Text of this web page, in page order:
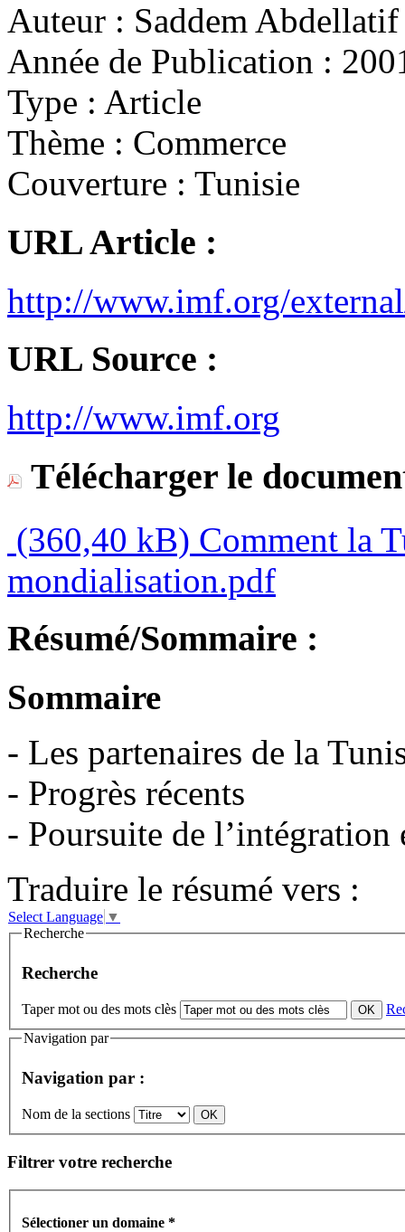
Auteur : Saddem Abdellatif
Année de Publication :
Type : Article
Thème : Commerce
Couverture : Tunisie
URL Article :
http://www.imf.org/
URL Source :
http://www.imf.org
Télécharger le
(360,40 kB) Comment la
mondialisation.pdf
Résumé/Sommaire :
Sommaire
- Les partenaires de la
- Progrès récents
- Poursuite de l’intégration
Traduire le résumé vers :
Select Language ▼
Recherche
Recherche
Taper mot ou des mots clès
Navigation par
Navigation par :
Nom de la sections
Filtrer votre recherche
Sélectioner un domaine *